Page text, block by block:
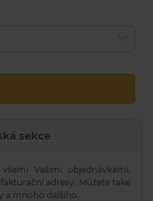
sekce
Vašimi objednávkami,
adresy. Můžete také
a mnoho dalšího.